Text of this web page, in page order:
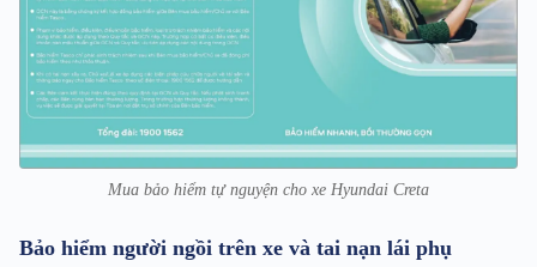
Mua bảo hiểm tự nguyện cho xe Hyundai Creta
Bảo hiểm người ngồi trên xe và tai nạn lái phụ